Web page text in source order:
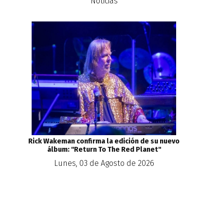
Rick Wakeman confirma la edición de su nuevo
álbum: ''Return To The Red Planet''
Lunes, 03 de Agosto de 2026